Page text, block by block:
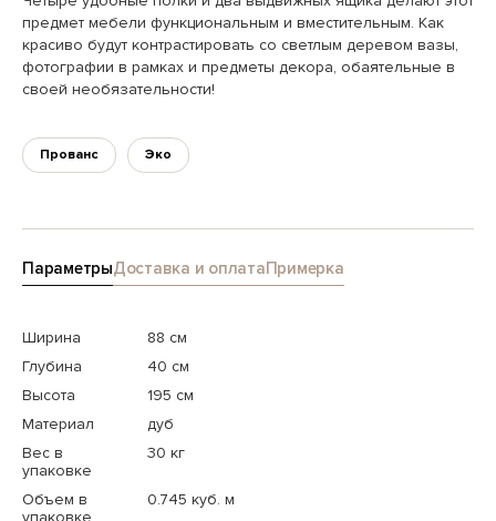
предмет мебели функциональным и вместительным. Как
красиво будут контрастировать со светлым деревом вазы,
фотографии в рамках и предметы декора, обаятельные в
своей необязательности!
Прованс Эко
ПараметрыДоставка и оплатаПримерка
Ширина
88 см
Глубина
40 см
Высота
195 см
Материал
дуб
Вес в
упаковке
30 кг
Объем в
упаковке
0.745 куб. м